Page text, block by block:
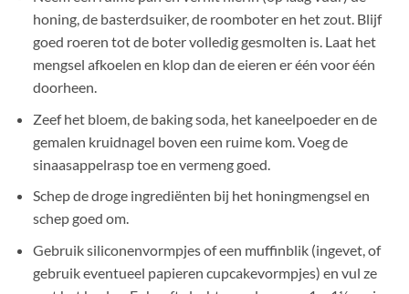
honing, de basterdsuiker, de roomboter en het zout. Blijf
goed roeren tot de boter volledig gesmolten is. Laat het
mengsel afkoelen en klop dan de eieren er één voor één
doorheen.
Zeef het bloem, de baking soda, het kaneelpoeder en de
gemalen kruidnagel boven een ruime kom. Voeg de
sinaasappelrasp toe en vermeng goed.
Schep de droge ingrediënten bij het honingmengsel en
schep goed om.
Gebruik siliconenvormpjes of een muffinblik (ingevet, of
gebruik eventueel papieren cupcakevormpjes) en vul ze